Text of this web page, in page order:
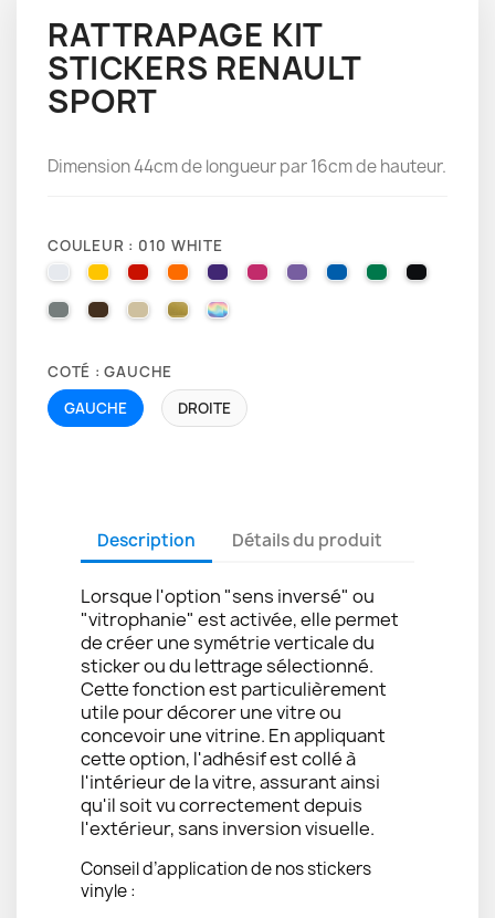
RATTRAPAGE KIT
STICKERS RENAULT
SPORT
Dimension 44cm de longueur par 16cm de hauteur.
COULEUR : 010 WHITE
010 WHITE025 BRIMSTONE YELLOW
031 RED035 PASTEL ORANGE
040 VIOLET
041 PINK043 LAVENDER
051 GENTIAN BLUE
061 GREEN
070
071 GREY080 BROWN
082 BEIGE
091 GOLD000 HOLOGRAPHIQUE
COTÉ : GAUCHE
GAUCHE
DROITE
Description Détails du produit
Lorsque l'option "sens inversé" ou
"vitrophanie" est activée, elle permet
de créer une symétrie verticale du
sticker ou du lettrage sélectionné.
Cette fonction est particulièrement
utile pour décorer une vitre ou
concevoir une vitrine. En appliquant
cette option, l'adhésif est collé à
l'intérieur de la vitre, assurant ainsi
qu'il soit vu correctement depuis
l'extérieur, sans inversion visuelle.
Conseil d’application de nos stickers
vinyle :